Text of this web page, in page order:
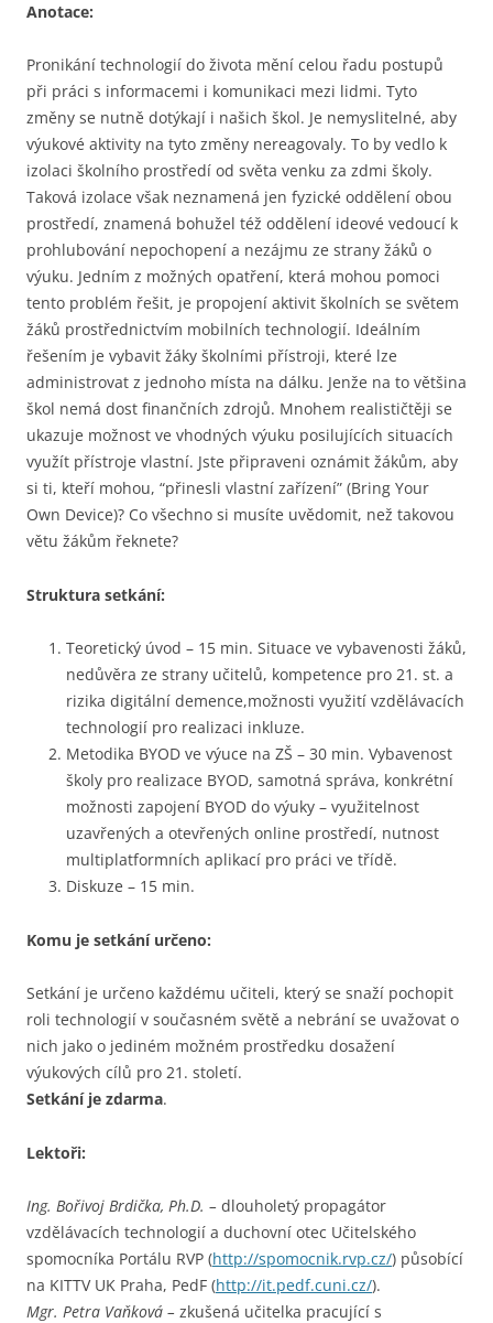
Anotace:
Pronikání technologií do života mění celou řadu postupů
při práci s informacemi i komunikaci mezi lidmi. Tyto
změny se nutně dotýkají i našich škol. Je nemyslitelné, aby
výukové aktivity na tyto změny nereagovaly. To by vedlo k
izolaci školního prostředí od světa venku za zdmi školy.
Taková izolace však neznamená jen fyzické oddělení obou
prostředí, znamená bohužel též oddělení ideové vedoucí k
prohlubování nepochopení a nezájmu ze strany žáků o
výuku. Jedním z možných opatření, která mohou pomoci
tento problém řešit, je propojení aktivit školních se světem
žáků prostřednictvím mobilních technologií. Ideálním
řešením je vybavit žáky školními přístroji, které lze
administrovat z jednoho místa na dálku. Jenže na to většina
škol nemá dost finančních zdrojů. Mnohem realističtěji se
ukazuje možnost ve vhodných výuku posilujících situacích
využít přístroje vlastní. Jste připraveni oznámit žákům, aby
si ti, kteří mohou, “přinesli vlastní zařízení” (Bring Your
Own Device)? Co všechno si musíte uvědomit, než takovou
větu žákům řeknete?
Struktura setkání:
Teoretický úvod – 15 min. Situace ve vybavenosti žáků,
nedůvěra ze strany učitelů, kompetence pro 21. st. a
rizika digitální demence,možnosti využití vzdělávacích
technologií pro realizaci inkluze.
Metodika BYOD ve výuce na ZŠ – 30 min. Vybavenost
školy pro realizace BYOD, samotná správa, konkrétní
možnosti zapojení BYOD do výuky – využitelnost
uzavřených a otevřených online prostředí, nutnost
multiplatformních aplikací pro práci ve třídě.
Diskuze – 15 min.
Komu je setkání určeno:
Setkání je určeno každému učiteli, který se snaží pochopit
roli technologií v současném světě a nebrání se uvažovat o
nich jako o jediném možném prostředku dosažení
výukových cílů pro 21. století.
Setkání je zdarma.
Lektoři:
Ing. Bořivoj Brdička, Ph.D. – dlouholetý propagátor
vzdělávacích technologií a duchovní otec Učitelského
spomocníka Portálu RVP (http://spomocnik.rvp.cz/) působící
na KITTV UK Praha, PedF (http://it.pedf.cuni.cz/).
Mgr. Petra Vaňková – zkušená učitelka pracující s